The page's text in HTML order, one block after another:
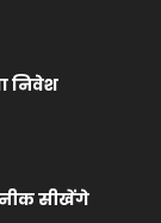
निवेश
सीखेंगे